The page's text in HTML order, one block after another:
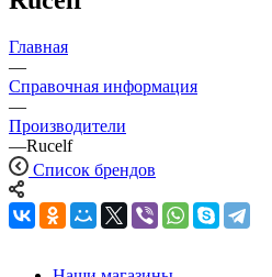
Главная
—
Справочная информация
—
Производители
—Rucelf
Список брендов